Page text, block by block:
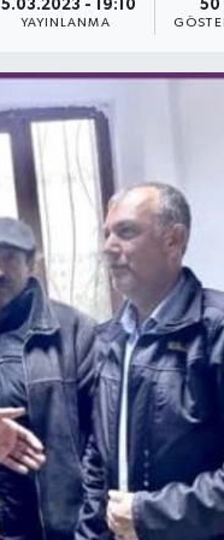
15.03.2023 - 19:10
YAYINLANMA
50